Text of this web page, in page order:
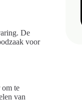
De
voor
om te
van